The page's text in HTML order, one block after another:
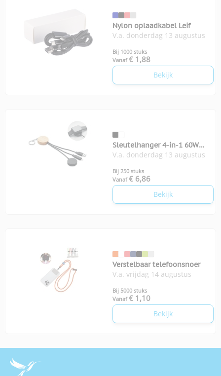
Nylon oplaadkabel Leif
V.a. donderdag 13 augustus
Bij 1000 stuks
Vanaf € 1,88
Bekijk
Sleutelhanger 4-in-1 60W
kabel
V.a. donderdag 13 augustus
Bij 250 stuks
Vanaf € 6,86
Bekijk
Verstelbaar telefoonsnoer
V.a. vrijdag 14 augustus
Bij 5000 stuks
Vanaf € 1,10
Bekijk